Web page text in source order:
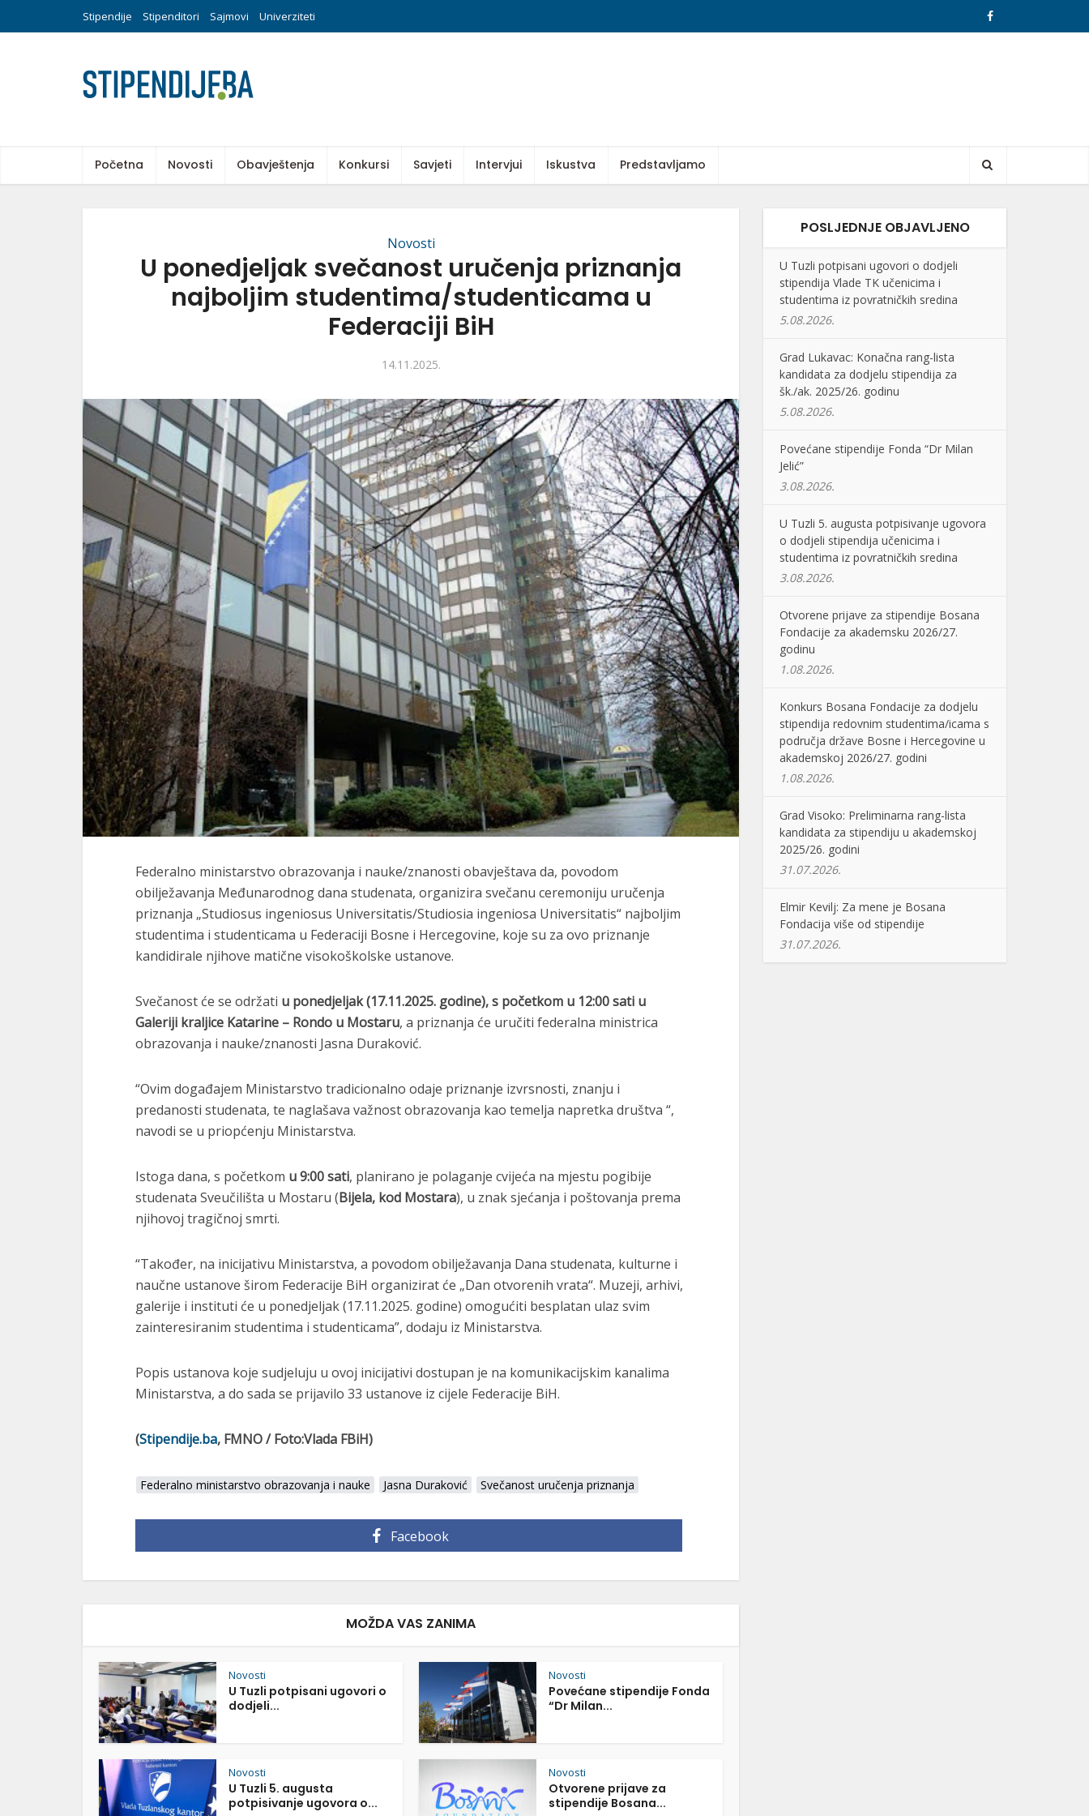
Stipendije Stipenditori Sajmovi Univerziteti
Početna Novosti Obavještenja Konkursi Savjeti Intervjui Iskustva Predstavljamo
Novosti
U ponedjeljak svečanost uručenja priznanja
najboljim studentima/studenticama u
Federaciji BiH
14.11.2025.
Federalno ministarstvo obrazovanja i nauke/znanosti obavještava da, povodom
obilježavanja Međunarodnog dana studenata, organizira svečanu ceremoniju uručenja
priznanja „Studiosus ingeniosus Universitatis/Studiosia ingeniosa Universitatis“ najboljim
studentima i studenticama u Federaciji Bosne i Hercegovine, koje su za ovo priznanje
kandidirale njihove matične visokoškolske ustanove.
Svečanost će se održati u ponedjeljak (17.11.2025. godine), s početkom u 12:00 sati u
Galeriji kraljice Katarine – Rondo u Mostaru, a priznanja će uručiti federalna ministrica
obrazovanja i nauke/znanosti Jasna Duraković.
“Ovim događajem Ministarstvo tradicionalno odaje priznanje izvrsnosti, znanju i
predanosti studenata, te naglašava važnost obrazovanja kao temelja napretka društva “,
navodi se u priopćenju Ministarstva.
Istoga dana, s početkom u 9:00 sati, planirano je polaganje cvijeća na mjestu pogibije
studenata Sveučilišta u Mostaru (Bijela, kod Mostara), u znak sjećanja i poštovanja prema
njihovoj tragičnoj smrti.
“Također, na inicijativu Ministarstva, a povodom obilježavanja Dana studenata, kulturne i
naučne ustanove širom Federacije BiH organizirat će „Dan otvorenih vrata“. Muzeji, arhivi,
galerije i instituti će u ponedjeljak (17.11.2025. godine) omogućiti besplatan ulaz svim
zainteresiranim studentima i studenticama”, dodaju iz Ministarstva.
Popis ustanova koje sudjeluju u ovoj inicijativi dostupan je na komunikacijskim kanalima
Ministarstva, a do sada se prijavilo 33 ustanove iz cijele Federacije BiH.
(Stipendije.ba, FMNO / Foto:Vlada FBiH)
Federalno ministarstvo obrazovanja i nauke Jasna Duraković Svečanost uručenja priznanja
Facebook
MOŽDA VAS ZANIMA
Novosti
U Tuzli potpisani ugovori o
dodjeli...
Novosti
Povećane stipendije Fonda
“Dr Milan...
Novosti
U Tuzli 5. augusta
potpisivanje ugovora o...
Novosti
Otvorene prijave za
stipendije Bosana...
POSLJEDNJE OBJAVLJENO
U Tuzli potpisani ugovori o dodjeli
stipendija Vlade TK učenicima i
studentima iz povratničkih sredina
5.08.2026.
Grad Lukavac: Konačna rang-lista
kandidata za dodjelu stipendija za
šk./ak. 2025/26. godinu
5.08.2026.
Povećane stipendije Fonda “Dr Milan
Jelić”
3.08.2026.
U Tuzli 5. augusta potpisivanje ugovora
o dodjeli stipendija učenicima i
studentima iz povratničkih sredina
3.08.2026.
Otvorene prijave za stipendije Bosana
Fondacije za akademsku 2026/27.
godinu
1.08.2026.
Konkurs Bosana Fondacije za dodjelu
stipendija redovnim studentima/icama s
područja države Bosne i Hercegovine u
akademskoj 2026/27. godini
1.08.2026.
Grad Visoko: Preliminarna rang-lista
kandidata za stipendiju u akademskoj
2025/26. godini
31.07.2026.
Elmir Kevilj: Za mene je Bosana
Fondacija više od stipendije
31.07.2026.